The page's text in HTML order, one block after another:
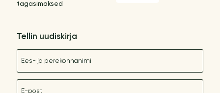
tagasimaksed
Tellin uudiskirja